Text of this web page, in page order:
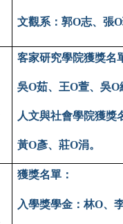
文觀系：郭O志、張O
客家研究學院獲獎名
吳O茹、王O萱、吳O
人文與社會學院獲獎
黃O彥、莊O涓。
獲獎名單：
入學獎學金：林O、